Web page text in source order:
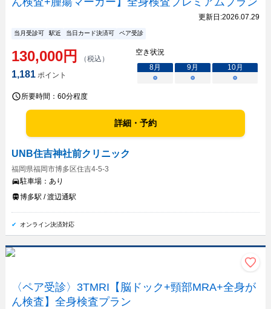
更新日:2026.07.29
当月受診可 駅近 当日カード決済可 ペア受診
130,000円 （税込）
1,181ポイント
空き状況
8月 9月 10月
○
○ ○
所要時間： 60分程度
詳細・予約
UNB住吉神社前クリニック
福岡県福岡市博多区住吉4-5-3
駐車場： あり
博多駅 / 渡辺通駅
オンライン決済対応
〈ペア受診〉3TMRI【脳ドック+頸部MRA+全身が
ん検査】全身検査プラン